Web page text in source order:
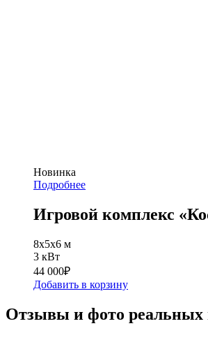
Новинка
Подробнее
Игровой комплекс
8x5х6 м
3 кВт
44 000₽
Добавить в корзину
Отзывы и фото реальных